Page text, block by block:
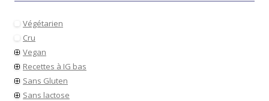
Végétarien
Cru
Vegan
Recettes à IG bas
Sans Gluten
Sans lactose